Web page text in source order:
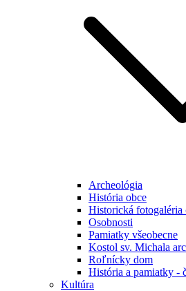
Archeológia
História obce
Historická fotogaléria
Osobnosti
Pamiatky všeobecne
Kostol sv. Michala
Roľnícky dom
História a pamiatky -
Kultúra